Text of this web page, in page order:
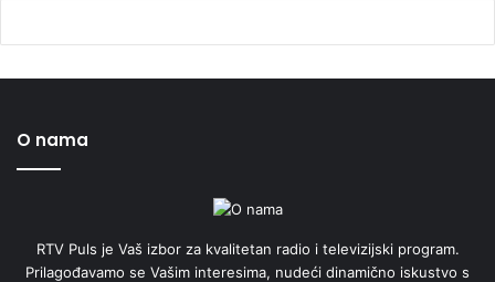
O nama
RTV Puls je Vaš izbor za kvalitetan radio i televizijski program.
Prilagođavamo se Vašim interesima, nudeći dinamično iskustvo s